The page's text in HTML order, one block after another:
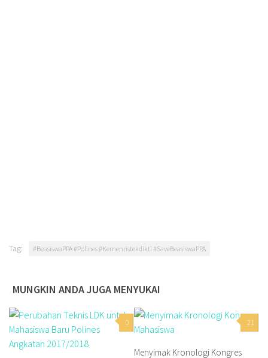
Tag: #BeasiswaPPA #Polines #Kemenristekdikti #SaveBeasiswaPPA
MUNGKIN ANDA JUGA MENYUKAI
0 21
Menyimak Kronologi Kongres